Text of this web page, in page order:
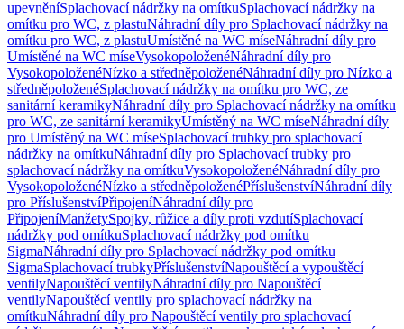
upevněníSplachovací nádržky na omítkuSplachovací nádržky na
omítku pro WC, z plastuNáhradní díly pro Splachovací nádržky na
omítku pro WC, z plastuUmístěné na WC míseNáhradní díly pro
Umístěné na WC míseVysokopoloženéNáhradní díly pro
VysokopoloženéNízko a středněpoloženéNáhradní díly pro Nízko a
středněpoloženéSplachovací nádržky na omítku pro WC, ze
sanitární keramikyNáhradní díly pro Splachovací nádržky na omítku
pro WC, ze sanitární keramikyUmístěný na WC míseNáhradní díly
pro Umístěný na WC míseSplachovací trubky pro splachovací
nádržky na omítkuNáhradní díly pro Splachovací trubky pro
splachovací nádržky na omítkuVysokopoloženéNáhradní díly pro
VysokopoloženéNízko a středněpoloženéPříslušenstvíNáhradní díly
pro PříslušenstvíPřipojeníNáhradní díly pro
PřipojeníManžetySpojky, růžice a díly proti vzdutíSplachovací
nádržky pod omítkuSplachovací nádržky pod omítku
SigmaNáhradní díly pro Splachovací nádržky pod omítku
SigmaSplachovací trubkyPříslušenstvíNapouštěcí a vypouštěcí
ventilyNapouštěcí ventilyNáhradní díly pro Napouštěcí
ventilyNapouštěcí ventily pro splachovací nádržky na
omítkuNáhradní díly pro Napouštěcí ventily pro splachovací